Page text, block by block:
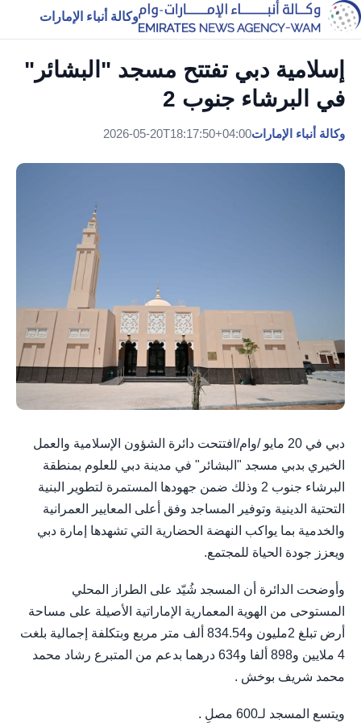
وكالة أنباء الإمارات
إسلامية دبي تفتتح مسجد "البشائر"
في البرشاء جنوب 2
وكالة أنباء الإمارات2026-05-20T18:17:50+04:00
دبي في 20 مايو /وام/افتتحت دائرة الشؤون الإسلامية والعمل
الخيري بدبي مسجد "البشائر" في مدينة دبي للعلوم بمنطقة
البرشاء جنوب 2 وذلك ضمن جهودها المستمرة لتطوير البنية
التحتية الدينية وتوفير المساجد وفق أعلى المعايير العمرانية
والخدمية بما يواكب النهضة الحضارية التي تشهدها إمارة دبي
ويعزز جودة الحياة للمجتمع.
وأوضحت الدائرة أن المسجد شُيّد على الطراز المحلي
المستوحى من الهوية المعمارية الإماراتية الأصيلة على مساحة
أرض تبلغ 2مليون و834.54 ألف متر مربع وبتكلفة إجمالية بلغت
4 ملايين و898 ألفا و634 درهما بدعم من المتبرع رشاد محمد
محمد شريف بوخش .
ويتسع المسجد لـ600 مصلٍ .